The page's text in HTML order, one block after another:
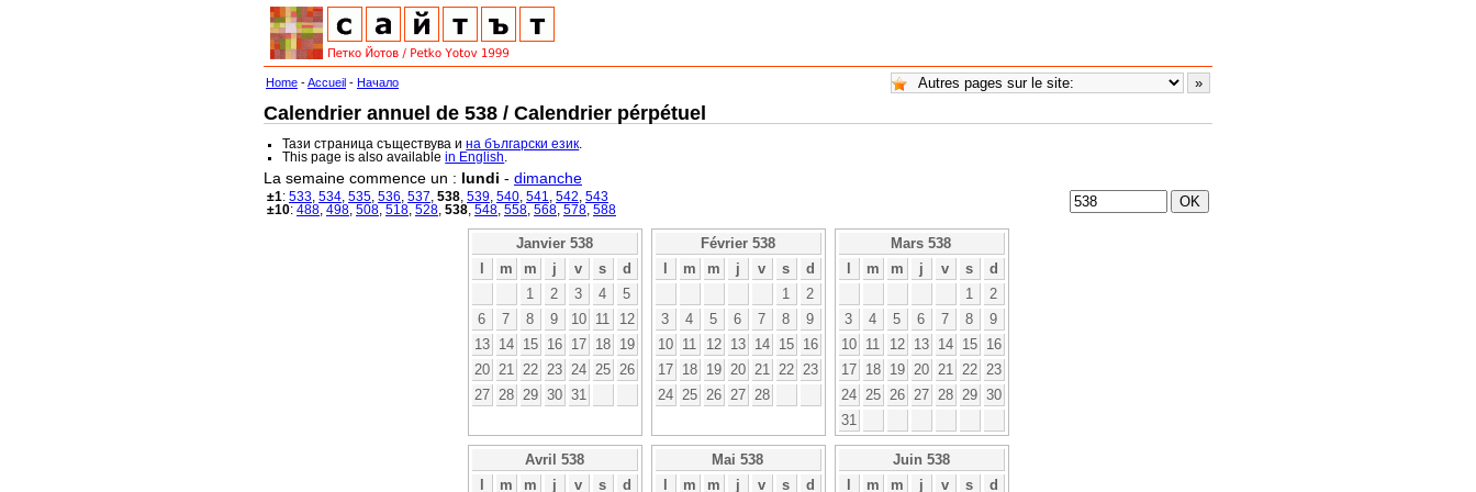
Home -Accueil - Начало
Calendrier annuel de 538 / Calendrier pérpétuel
Тази страница съществува ина български език
This page is also availablein English
La semaine commence un : lundi - dimanche
±1: 533 534 535 536 537 538 539 540 541 542 543
±10: 488 498 508 518 528 538 548 558 568 578 588
Janvier 538
l
m m j v s
d
1
2 3 4
5
6
7 8 9 10 11
12
13
14 15 16 17 18
19
20
21 22 23 24 25
26
27
28 29 30 31
Février 538
l
m m j v s
d
1
2
3
4 5 6 7 8
9
10
11 12 13 14 15
16
17
18 19 20 21 22
23
24
25 26 27 28
Mars 538
l
m m j v s
d
1
2
3
4 5 6 7 8
9
10
11 12 13 14 15
16
17
18 19 20 21 22
23
24
25 26 27 28 29 30
31
Avril 538
l
m m j v s
d
Mai 538
l
m m j v s
d
Juin 538
l
m m j v s
d